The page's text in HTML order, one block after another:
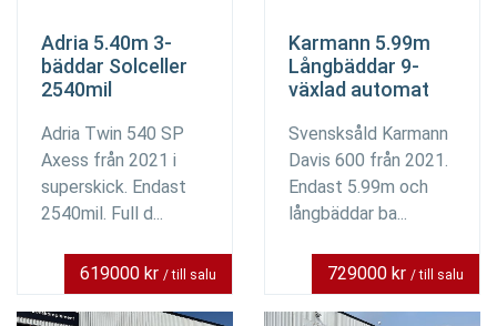
Adria 5.40m 3-
bäddar Solceller
2540mil
Adria Twin 540 SP
Axess från 2021 i
superskick. Endast
2540mil. Full d...
619000 kr / till salu
Karmann 5.99m
Långbäddar 9-
växlad automat
Svensksåld Karmann
Davis 600 från 2021.
Endast 5.99m och
långbäddar ba...
729000 kr / till salu